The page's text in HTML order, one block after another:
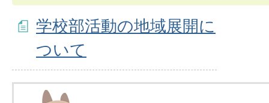
学校部活動の地域展開に
ついて